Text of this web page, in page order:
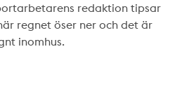
redaktion tipsar
regnet öser ner och det är
inomhus.